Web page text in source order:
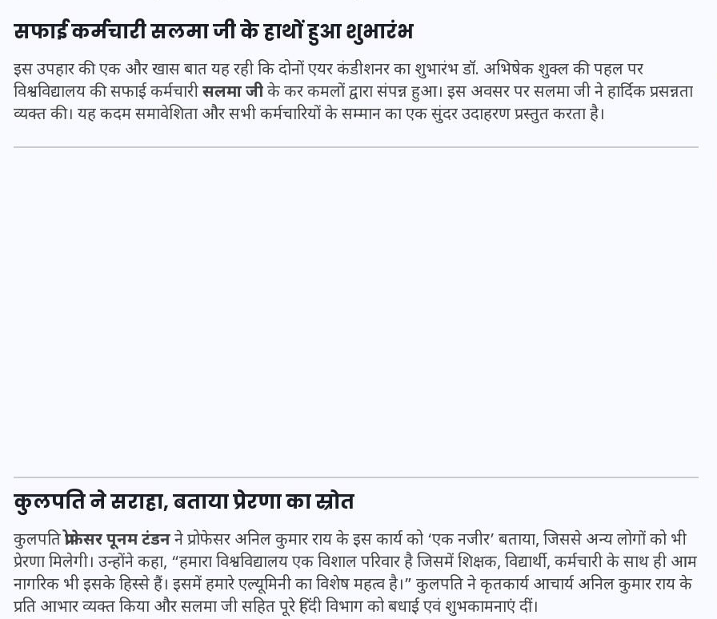
सफाई कर्मचारी सलमा जी के हाथों हुआ शुभारंभ
इस उपहार की एक और खास बात यह रही कि दोनों एयर कंडीशनर का शुभारंभ डॉ. अभिषेक शुक्ल की पहल पर
विश्वविद्यालय की सफाई कर्मचारीसलमा जीके कर कमलों द्वारा संपन्न हुआ। इस अवसर पर सलमा जी ने हार्दिक प्रसन्नता
व्यक्त की। यह कदम समावेशिता और सभी कर्मचारियों के सम्मान का एक सुंदर उदाहरण प्रस्तुत करता है।
कुलपति ने सराहा, बताया प्रेरणा का स्रोत
कुलपतिप्रोफेसर पूनम टंडनने प्रोफेसर अनिल कुमार राय के इस कार्य को ‘एक नजीर’ बताया, जिससे अन्य लोगों को भी
प्रेरणा मिलेगी। उन्होंने कहा, “हमारा विश्वविद्यालय एक विशाल परिवार है जिसमें शिक्षक, विद्यार्थी, कर्मचारी के साथ ही आम
नागरिक भी इसके हिस्से हैं। इसमें हमारे एल्यूमिनी का विशेष महत्व है।” कुलपति ने कृतकार्य आचार्य अनिल कुमार राय के
प्रति आभार व्यक्त किया और सलमा जी सहित पूरे हिंदी विभाग को बधाई एवं शुभकामनाएं दीं।
UPSSSC Lekhpal Recruitment
2025: यूपी में लेखपाल के पदों
UPSSSC Lekhpal Recruitment
2025: यूपी में लेखपाल के पदों
जिस कमरे में बिना बिजली-पंखे
के बीते 4 साल, उसे देख भावुक
हुए बृजभूषण सिंह, कहा-यहीं
तपकर बना सोना
20 जनवरी 2026
हुए बृजभूषण सिंह, कहा-यहीं
तपकर बना सोना
20 जनवरी 2026